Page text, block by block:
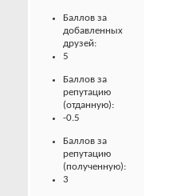
Баллов за
добавленных
друзей:
5
Баллов за
репутацию
(отданную):
-0.5
Баллов за
репутацию
(полученную):
3